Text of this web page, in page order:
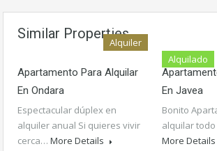
Similar Properties
Alquiler
Apartamento Para Alquilar
En Ondara
Espectacular dúplex en
alquiler anual Si quieres vivir
cerca… More Details
Alquilado
En Javea
Bonito
alquilar
More Details